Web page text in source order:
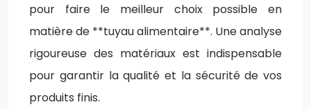
pour faire le meilleur choix possible en
matière de **tuyau alimentaire**. Une analyse
rigoureuse des matériaux est indispensable
pour garantir la qualité et la sécurité de vos
produits finis.